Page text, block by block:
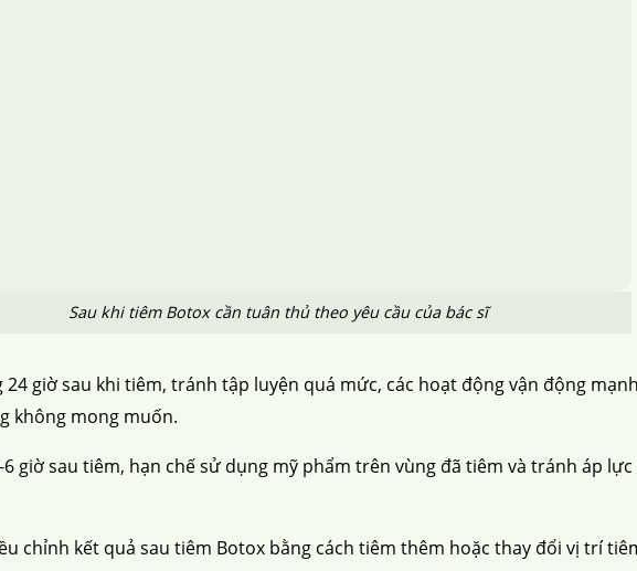
Sau khi tiêm Botox cần tuân thủ theo yêu cầu của bác sĩ
giờ sau khi tiêm, tránh tập luyện quá mức, các hoạt động vận động
không mong muốn.
giờ sau tiêm, hạn chế sử dụng mỹ phẩm trên vùng đã tiêm và tránh áp
chỉnh kết quả sau tiêm Botox bằng cách tiêm thêm hoặc thay đổi vị trí